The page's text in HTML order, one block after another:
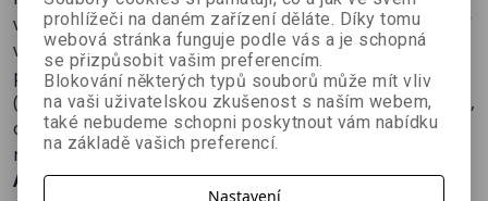
výuky umožňující v krátkém čase projít všechny základní
věci, které potřebujete znát v každodenní vývojářské
praxi. Publikace, na které se podíleli tři zkušení autoři
(Matthew MacDonald, Adam Freeman a Mario Szpuszta),
obsahuje spoustu praktických příkladů a technik z
reálného světa.
ASP.NET 4 a C# 2010, kniha 1 zahrnuje následující
prohlížeči na daném zařízení děláte. Díky tomu
webová stránka funguje podle vás a je schopná
se přizpůsobit vašim preferencím.
Blokování některých typů souborů může mít vliv
na vaši uživatelskou zkušenost s naším webem,
také nebudeme schopni poskytnout vám nabídku
na základě vašich preferencí.
Nastavení